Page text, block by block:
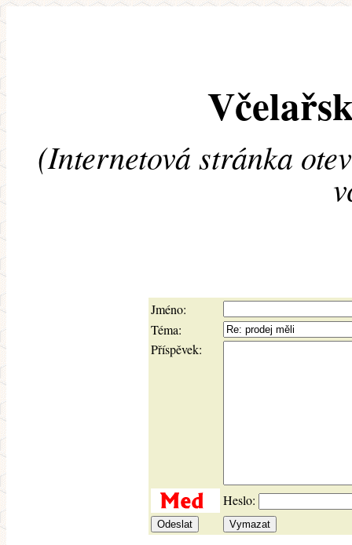
(Internetová stránka
Jméno:
Téma:
Příspěvek:
Heslo: